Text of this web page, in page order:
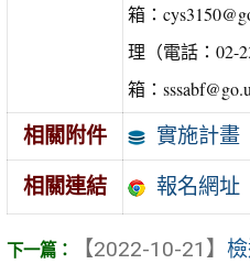
箱：
理（電話：02-
箱：
相關附件 實施計畫
相關連結 報名網址
【2022-10-21】